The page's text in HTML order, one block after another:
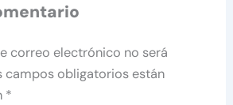
correo electrónico no será
campos obligatorios están
*